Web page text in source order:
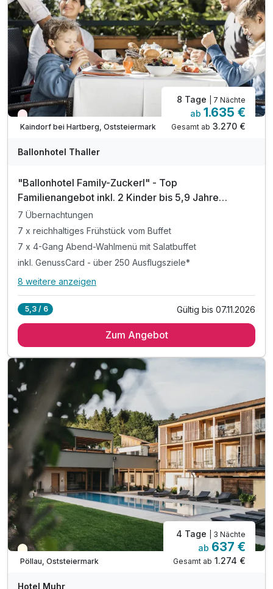
inkl. W-LAN Nutzung
Tipp: Tierpark Herberstein
Nur noch Restplätze
Kaindorf bei Hartberg, Oststeiermark
8 Tage | 7 Nächte
ab 1.635 €
Gesamt ab 3.270 €
Ballonhotel Thaller
"Ballonhotel Family-Zuckerl" - Top
Familienangebot inkl. 2 Kinder bis 5,9 Jahre
kostenlos
7 Übernachtungen
7 x reichhaltiges Frühstück vom Buffet
7 x 4-Gang Abend-Wahlmenü mit Salatbuffet
inkl. GenussCard - über 250 Ausflugsziele*
Alle Inklusivleistungen
7 x reichhaltiges Frühstück vom Buffet
inkl. GenussCard - über 250 Ausflugsziele*
inkl. Kinderbetreuung, 5 Tage die Woche
inkl. gratis Saftbar für Kinder
inkl. Erlebnisspielpatz, Trampolin & Streichelzoo
inkl. schwimmen im beheizten Innen- und Außenpool
inkl. Opfl´Schwitzstadl (Sauna) & Obstgartl-Sauna
Aufzahlung für max. 2 Kinder im Zimmer der Eltern:
0 - 5,9 Jahre: kostenfrei | 6 - 10,9 Jahre € 114
11 - 13,9 Jahre : €191,00 | ab 14 Jahre Vollzahler
8 weitere anzeigen
5,3 / 6 Gültig bis 07.11.2026
Zum Angebot
Teilweise ausgelastet
Pöllau, Oststeiermark
4 Tage | 3 Nächte
ab 637 €
Gesamt ab 1.274 €
Hotel Muhr